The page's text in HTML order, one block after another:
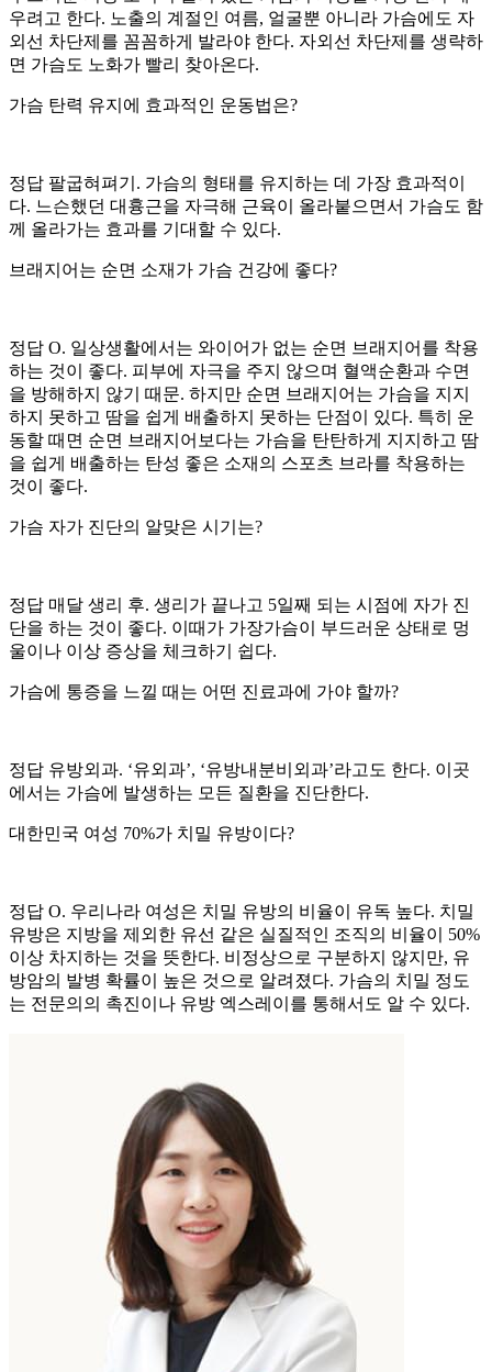
우려고 한다. 노출의 계절인 여름, 얼굴뿐 아니라 가슴에도 자
외선 차단제를 꼼꼼하게 발라야 한다. 자외선 차단제를 생략하
면 가슴도 노화가 빨리 찾아온다.
가슴 탄력 유지에 효과적인 운동법은?
정답 팔굽혀펴기. 가슴의 형태를 유지하는 데 가장 효과적이
다. 느슨했던 대흉근을 자극해 근육이 올라붙으면서 가슴도 함
께 올라가는 효과를 기대할 수 있다.
브래지어는 순면 소재가 가슴 건강에 좋다?
정답 O. 일상생활에서는 와이어가 없는 순면 브래지어를 착용
하는 것이 좋다. 피부에 자극을 주지 않으며 혈액순환과 수면
을 방해하지 않기 때문. 하지만 순면 브래지어는 가슴을 지지
하지 못하고 땀을 쉽게 배출하지 못하는 단점이 있다. 특히 운
동할 때면 순면 브래지어보다는 가슴을 탄탄하게 지지하고 땀
을 쉽게 배출하는 탄성 좋은 소재의 스포츠 브라를 착용하는
것이 좋다.
가슴 자가 진단의 알맞은 시기는?
정답 매달 생리 후. 생리가 끝나고 5일째 되는 시점에 자가 진
단을 하는 것이 좋다. 이때가 가장가슴이 부드러운 상태로 멍
울이나 이상 증상을 체크하기 쉽다.
가슴에 통증을 느낄 때는 어떤 진료과에 가야 할까?
정답 유방외과. ‘유외과’, ‘유방내분비외과’라고도 한다. 이곳
에서는 가슴에 발생하는 모든 질환을 진단한다.
대한민국 여성 70%가 치밀 유방이다?
정답 O. 우리나라 여성은 치밀 유방의 비율이 유독 높다. 치밀
유방은 지방을 제외한 유선 같은 실질적인 조직의 비율이 50%
이상 차지하는 것을 뜻한다. 비정상으로 구분하지 않지만, 유
방암의 발병 확률이 높은 것으로 알려졌다. 가슴의 치밀 정도
는 전문의의 촉진이나 유방 엑스레이를 통해서도 알 수 있다.